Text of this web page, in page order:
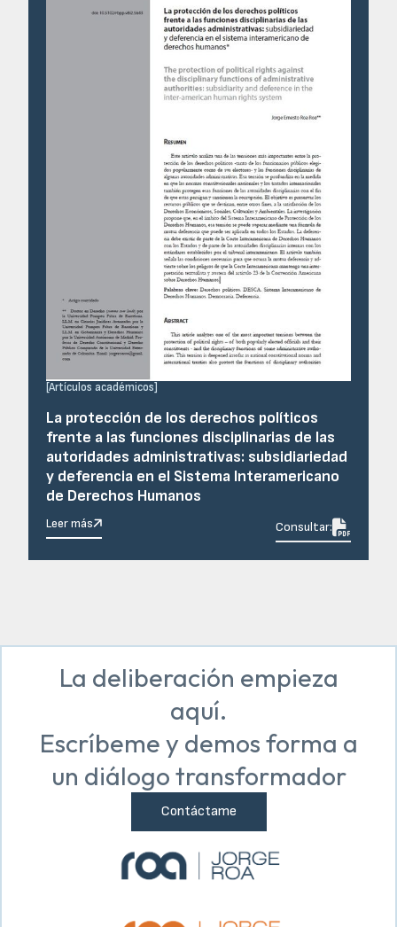
[Artículos académicos]
La protección de los derechos políticos
frente a las funciones disciplinarias de las
autoridades administrativas: subsidiariedad
y deferencia en el Sistema Interamericano
de Derechos Humanos
Leer más Consultar:
La deliberación empieza
aquí.
Escríbeme y demos forma a
un diálogo transformador
Contáctame